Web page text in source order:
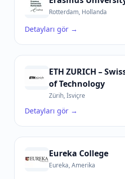
Rotterdam, Hollanda
Detayları gör →
ETH ZURICH –
of Technology
Zürih, İsviçre
Detayları gör →
Eureka College
Eureka, Amerika